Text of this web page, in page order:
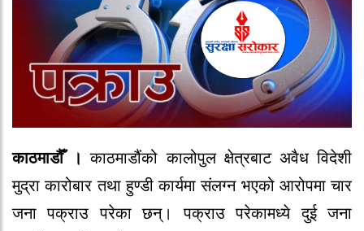
काठमाडौँ । काठमाडौंको कालोपुल क्षेत्रबाट अवैध विदेशी
मुद्रा कारोबार तथा हुण्डी कार्यमा संलग्न भएको आरोपमा चार
जना पक्राउ परेका छन्। पक्राउ परेकामध्ये दुई जना